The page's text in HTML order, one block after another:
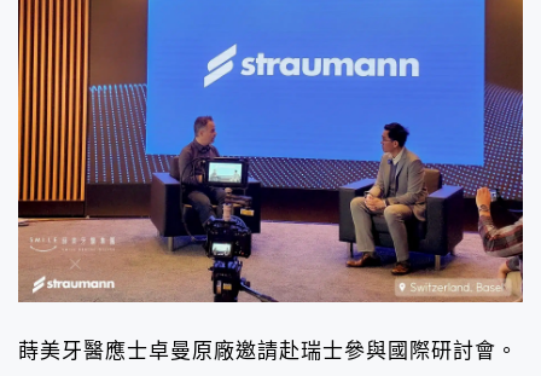
蒔美牙醫應士卓曼原廠邀請赴瑞士參與國際研討會。